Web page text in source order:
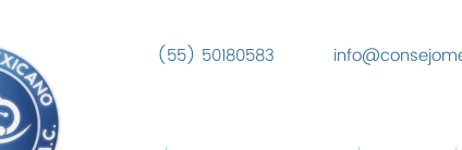
(55) 50180583